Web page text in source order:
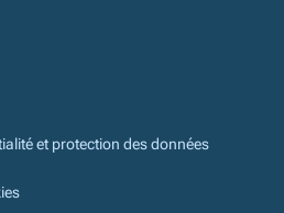
et protection des données